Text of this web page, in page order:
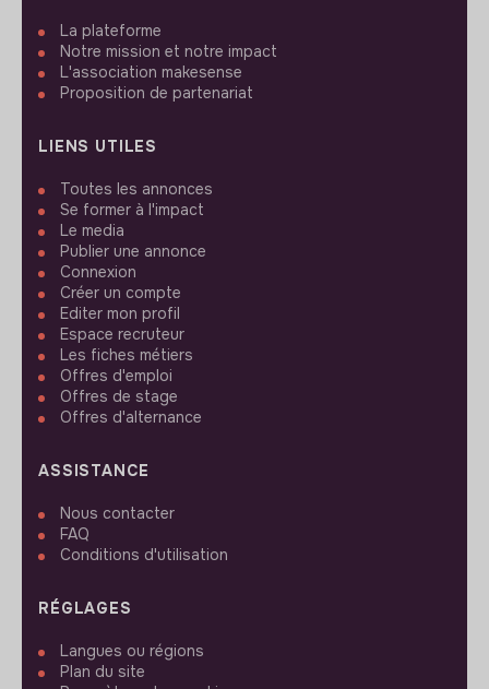
La plateforme
Notre mission et notre impact
L'association makesense
Proposition de partenariat
LIENS UTILES
Toutes les annonces
Se former à l'impact
Le media
Publier une annonce
Connexion
Créer un compte
Editer mon profil
Espace recruteur
Les fiches métiers
Offres d'emploi
Offres de stage
Offres d'alternance
ASSISTANCE
Nous contacter
FAQ
Conditions d'utilisation
RÉGLAGES
Langues ou régions
Plan du site